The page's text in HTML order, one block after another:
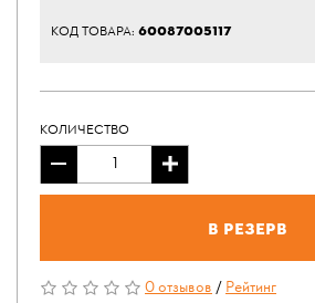
КОД ТОВАРА: 60087005117
КОЛИЧЕСТВО
В резерв
0 отзывов/Рейтинг